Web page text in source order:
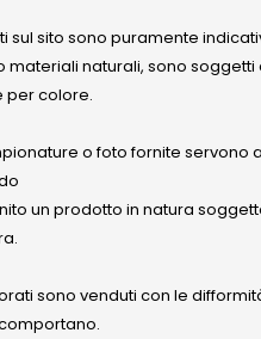
sul sito sono puramente
materiali naturali, sono soggetti
per colore.
o foto fornite servono
un prodotto in natura
sono venduti con le